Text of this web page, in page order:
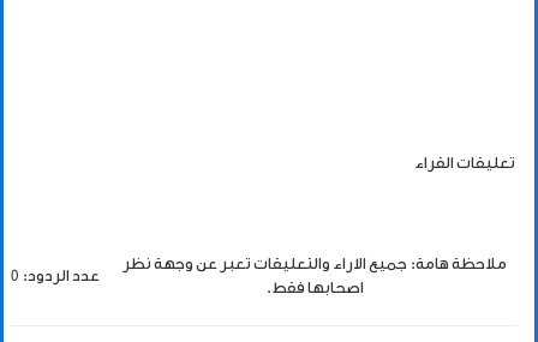
تعليقات القراء
ملاحظة هامة: جميع الاراء والتعليقات تعبر عن وجهة نظر
اصحابها فقط.
عدد الردود: 0